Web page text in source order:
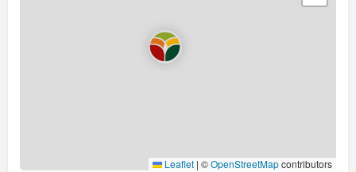
Leaflet | ©OpenStreetMapcontributors